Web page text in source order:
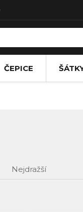
ČEPICE
Nejdražší